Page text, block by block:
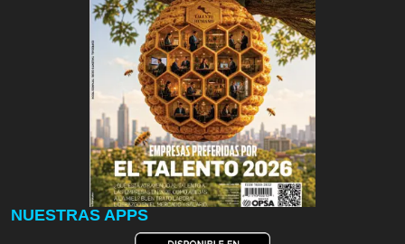
NUESTRAS APPS